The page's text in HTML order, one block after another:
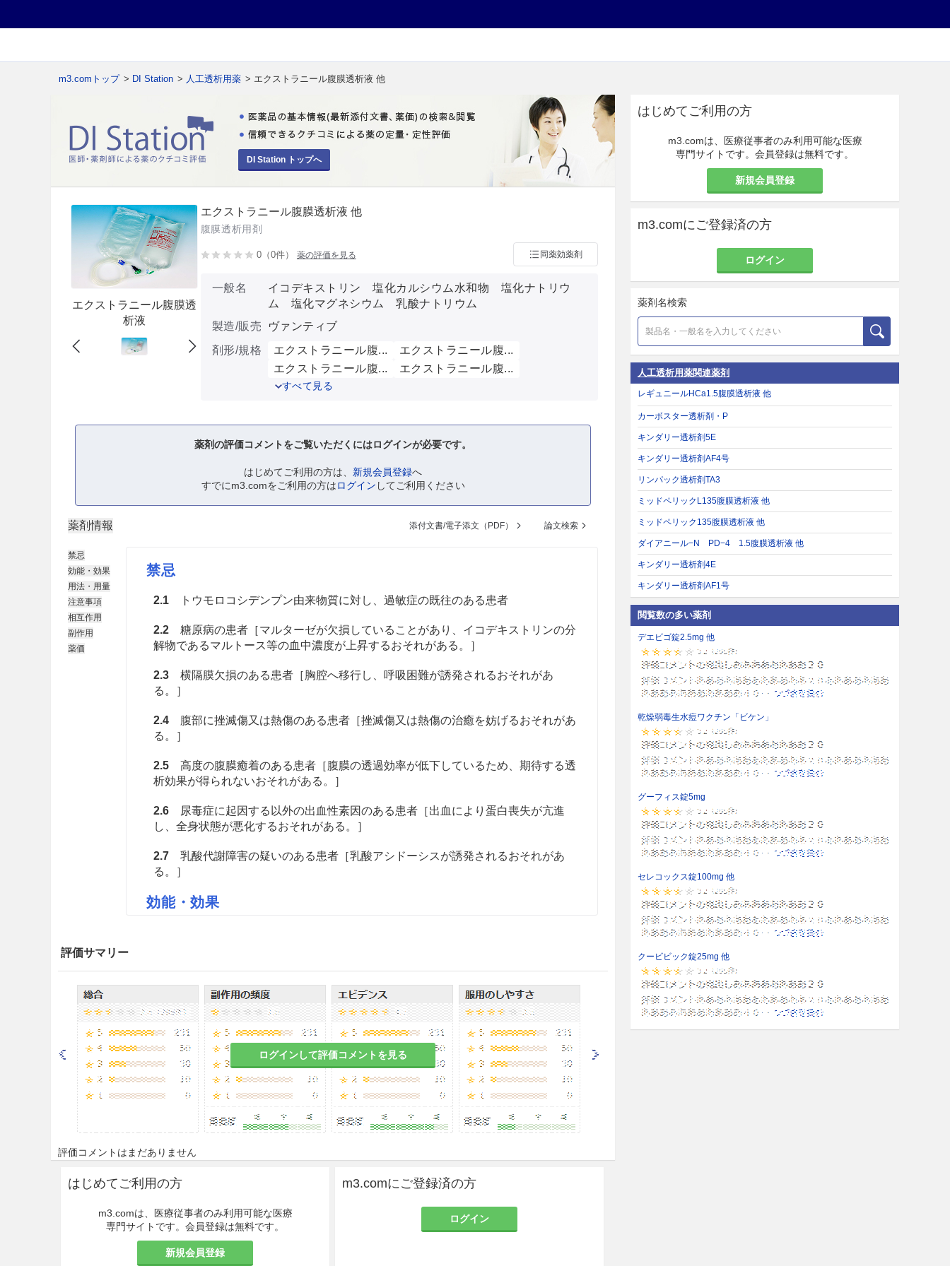
m3.comトップ > DI Station > 人工透析用薬 > エクストラニール腹膜透析液 他
DI Station トップへ
エクストラニール腹膜透
析液
エクストラニール腹膜透析液 他
腹膜透析用剤
0（0件） 薬の評価を見る 同薬効薬剤
一般名
イコデキストリン 塩化カルシウム水和物 塩化ナトリウ
ム 塩化マグネシウム 乳酸ナトリウム
製造/販売
ヴァンティブ
剤形/規格
エクストラニール腹...
エクストラニール腹...
エクストラニール腹...
エクストラニール腹...
すべて見る
薬剤の評価コメントをご覧いただくにはログインが必要です。
はじめてご利用の方は、 新規会員登録へ
すでにm3.comをご利用の方はログイン してご利用ください
薬剤情報 添付文書/電子添文（PDF） 論文検索
禁忌
効能・効果
用法・用量
注意事項
相互作用
副作用
薬価
禁忌
2.1トウモロコシデンプン由来物質に対し、過敏症の既往のある患者
2.2糖原病の患者［マルターゼが欠損していることがあり、イコデキストリンの分
解物であるマルトース等の血中濃度が上昇するおそれがある。］
2.3横隔膜欠損のある患者［胸腔へ移行し、呼吸困難が誘発されるおそれがあ
る。］
2.4腹部に挫滅傷又は熱傷のある患者［挫滅傷又は熱傷の治癒を妨げるおそれがあ
る。］
2.5高度の腹膜癒着のある患者［腹膜の透過効率が低下しているため、期待する透
析効果が得られないおそれがある。］
2.6尿毒症に起因する以外の出血性素因のある患者［出血により蛋白喪失が亢進
し、全身状態が悪化するおそれがある。］
2.7乳酸代謝障害の疑いのある患者［乳酸アシドーシスが誘発されるおそれがあ
る。］
効能・効果
腹膜透析治療において1日1回のみ使用すること。通常、成人には1日3〜5回交換の
うち1回の交換において本剤1.5〜2Lを腹腔内に注入し、8〜12時間滞液し、効果期
待後に排液除去すること。本剤以外の交換にはブドウ糖含有腹膜透析液を用いるこ
と。
なお、注入量及び滞液時間は、症状、血液生化学値、体液平衡、年齢、体重等を考
慮し適宜増減する。注入及び排液速度は、通常300mL/分以下とする。
注意事項
重要な基本的注意
8.1注入液、排液の出納に注意すること。
8.2本剤の投与初期は、水分摂取量及び透析液の組合せによる除水量の管理に十分
8.3本剤の投与開始は、医療機関において医師により、又は医師の直接の監督によ
り実施すること。通院、自己投与は、医師がその妥当性を慎重に検討し、十分な教
育訓練を施した後、医師自らの管理指導の下に実施すること。
評価サマリー
ログインして評価コメントを見る
評価コメントはまだありません
はじめてご利用の方
m3.comは、医療従事者のみ利用可能な医療
専門サイトです。会員登録は無料です。
新規会員登録
m3.comにご登録済の方
ログイン
はじめてご利用の方
m3.comは、医療従事者のみ利用可能な医療
専門サイトです。会員登録は無料です。
新規会員登録
m3.comにご登録済の方
ログイン
薬剤名検索
人工透析用薬関連薬剤
レギュニールHCa1.5腹膜透析液 他
カーボスター透析剤・P
キンダリー透析剤5E
キンダリー透析剤AF4号
リンパック透析剤TA3
ミッドペリックL135腹膜透析液 他
ミッドペリック135腹膜透析液 他
ダイアニール−N PD−4 1.5腹膜透析液 他
キンダリー透析剤4E
キンダリー透析剤AF1号
閲覧数の多い薬剤
デエビゴ錠2.5mg 他
乾燥弱毒生水痘ワクチン「ビケン」
グーフィス錠5mg
セレコックス錠100mg 他
クービビック錠25mg 他